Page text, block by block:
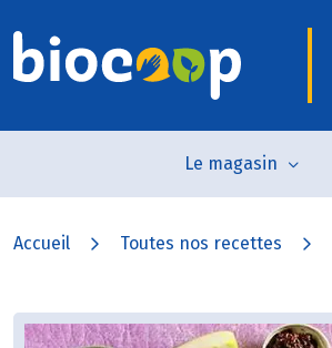
Le magasin
Accueil Toutes nos recettes